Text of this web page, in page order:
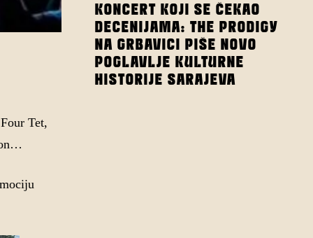
Tet,
KONCERT KOJI SE ČEKAO
DECENIJAMA: THE PRODIGY
NA GRBAVICI PIŠE NOVO
POGLAVLJE KULTURNE
HISTORIJE SARAJEVA